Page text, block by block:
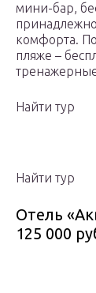
мини-бар,
комфорта.
пляже –
Найти тур
Найти тур
Отель
125 000